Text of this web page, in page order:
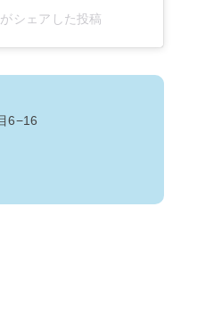
シェアした投稿
6−16